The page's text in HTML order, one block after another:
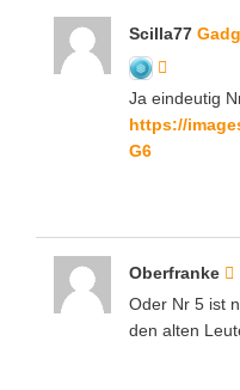
Scilla77
Ja eindeutig
https://
G6
Oberfranke
Oder Nr 5 ist
den alten